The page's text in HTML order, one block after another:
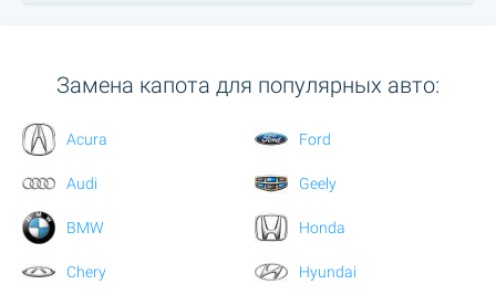
Замена капота для популярных авто:
Acura
Audi
BMW
Chery
Ford
Geely
Honda
Hyundai